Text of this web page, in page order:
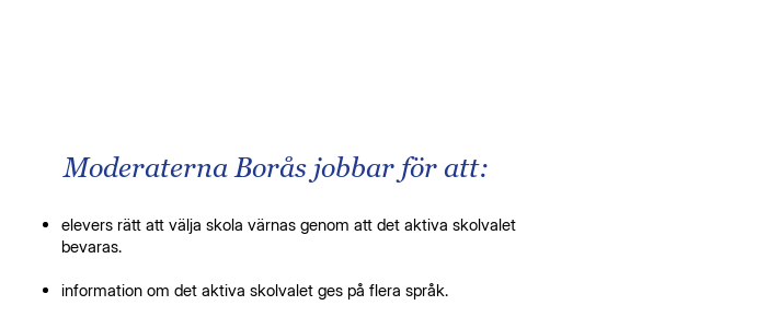
Moderaterna Borås jobbar för att:
elevers rätt att välja skola värnas genom att det aktiva skolvalet
bevaras.
information om det aktiva skolvalet ges på flera språk.